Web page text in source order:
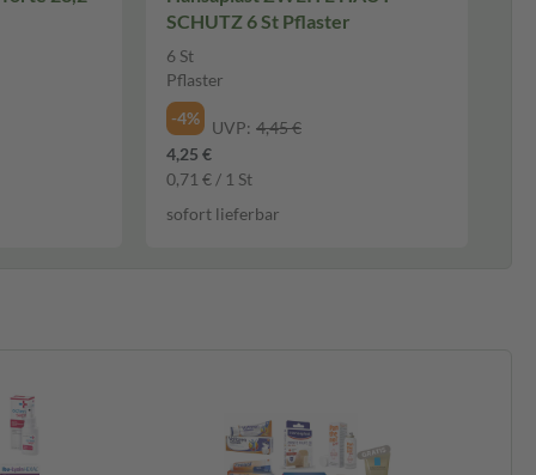
SCHUTZ 6 St Pflaster
6 St
Pflaster
-4%
UVP: 4,45 €
4,25 €
0,71 € / 1 St
sofort lieferbar